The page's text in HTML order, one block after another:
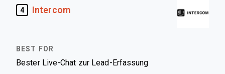
4 Intercom
Bester Live-Chat zur Lead-Erfassung